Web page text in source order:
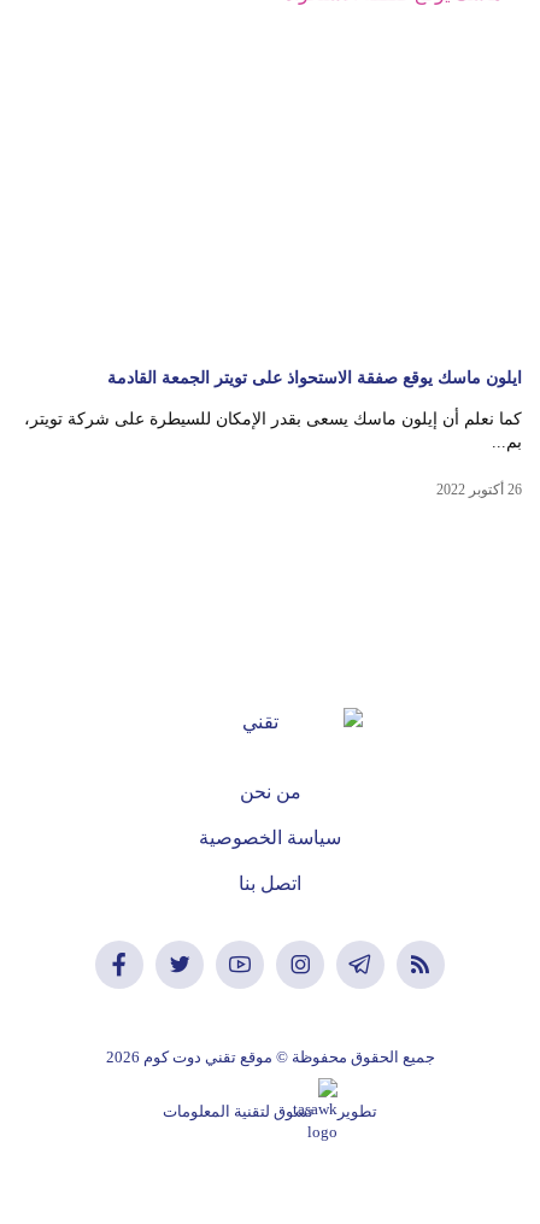
ايلون ماسك يوقع صفقة الاستحواذ على تويتر الجمعة القادمة
كما نعلم أن إيلون ماسك يسعى بقدر الإمكان للسيطرة على شركة تويتر،
بم...
26 أكتوبر 2022
من نحن
سياسة الخصوصية
اتصل بنا
جميع الحقوق محفوظة © موقع تقني دوت كوم 2026
تطوير تسوق لتقنية المعلومات